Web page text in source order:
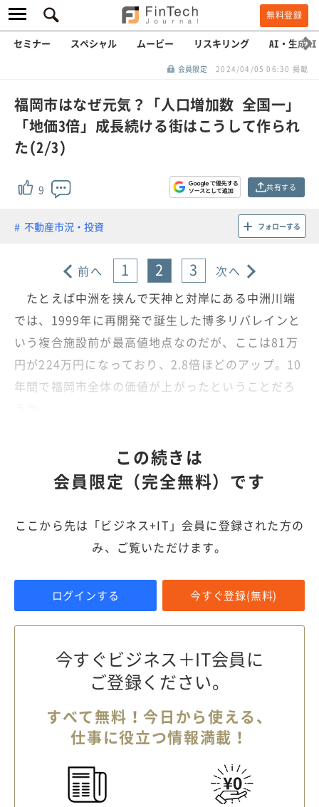
無料登録
セミナー スペシャル ムービー リスキリング AI・生成AI
会員限定 2024/04/05 06:30 掲載
福岡市はなぜ元気？「人口増加数 全国一」
「地価3倍」成長続ける街はこうして作られ
た(2/3)
9 共有する
不動産市況・投資 フォローする
前へ 1 2 3
次へ
たとえば中洲を挟んで天神と対岸にある中洲川端
では、1999年に再開発で誕生した博多リバレインと
いう複合施設前が最高値地点なのだが、ここは81万
円が224万円になっており、2.8倍ほどのアップ。10
年間で福岡市全体の価値が上がったということだろ
この続きは
会員限定（完全無料）です
ここから先は「ビジネス+IT」会員に登録された方の
み、ご覧いただけます。
ログインする 今すぐ登録(無料)
今すぐビジネス＋IT会員に
ご登録ください。
すべて無料！今日から使える、
仕事に役立つ情報満載！